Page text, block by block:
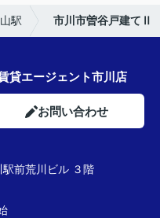
駅 市川市曽谷戸建てⅡ
貸エージェント市川店
お問い合わせ
前荒川ビル ３階